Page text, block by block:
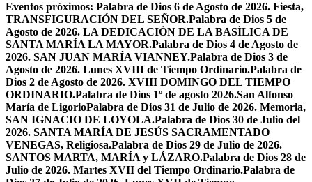
Eventos próximos: Palabra de Dios 6 de Agosto de 2026. Fiesta,
TRANSFIGURACIÓN DEL SEÑOR.Palabra de Dios 5 de
Agosto de 2026. LA DEDICACIÓN DE LA BASÍLICA DE
SANTA MARÍA LA MAYOR.Palabra de Dios 4 de Agosto de
2026. SAN JUAN MARÍA VIANNEY.Palabra de Dios 3 de
Agosto de 2026. Lunes XVIII de Tiempo Ordinario.Palabra de
Dios 2 de Agosto de 2026. XVIII DOMINGO DEL TIEMPO
ORDINARIO.Palabra de Dios 1º de agosto 2026.San Alfonso
María de LigorioPalabra de Dios 31 de Julio de 2026. Memoria,
SAN IGNACIO DE LOYOLA.Palabra de Dios 30 de Julio del
2026. SANTA MARÍA DE JESÚS SACRAMENTADO
VENEGAS, Religiosa.Palabra de Dios 29 de Julio de 2026.
SANTOS MARTA, MARÍA y LÁZARO.Palabra de Dios 28 de
Julio de 2026. Martes XVII del Tiempo Ordinario.Palabra de